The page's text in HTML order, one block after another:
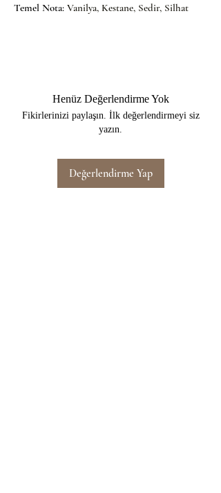
Temel Nota: Vanilya, Kestane, Sedir, Silhat
Henüz Değerlendirme Yok
Fikirlerinizi paylaşın. İlk değerlendirmeyi siz
yazın.
Değerlendirme Yap